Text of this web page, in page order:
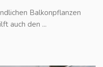
Balkonpflanzen
auch den ...